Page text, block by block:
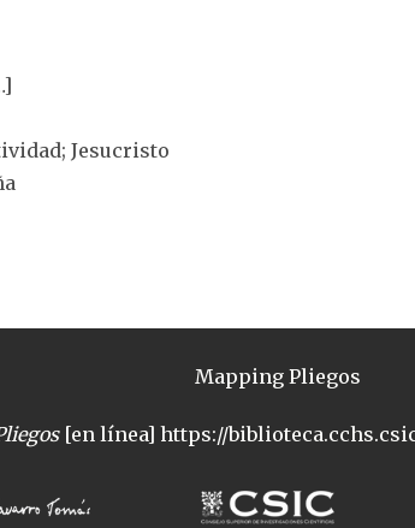
Jesucristo
Mapping Pliegos
[en línea] https://